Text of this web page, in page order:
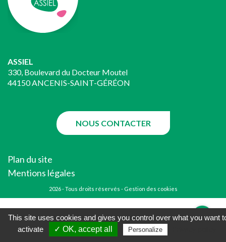
ASSIEL
330, Boulevard du Docteur Moutel
44150 ANCENIS-SAINT-GÉRÉON
NOUS CONTACTER
Plan du site
Mentions légales
2026 - Tous droits réservés - Gestion des cookies
This site uses cookies and gives you control over what you want
activate
✓ OK, accept all Personalize